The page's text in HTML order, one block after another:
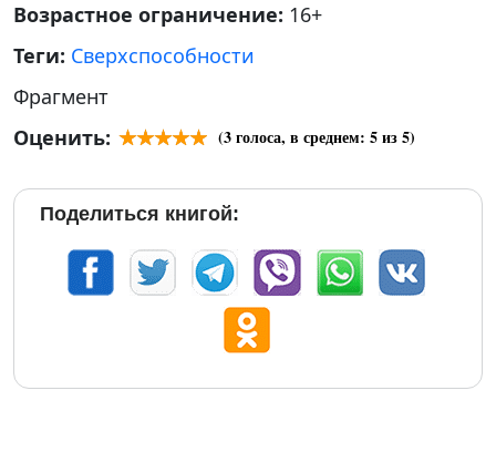
Возрастное ограничение: 16+
Теги: Сверхспособности
Фрагмент
Оценить:
(3голоса, в среднем: 5из 5)
Поделиться книгой: